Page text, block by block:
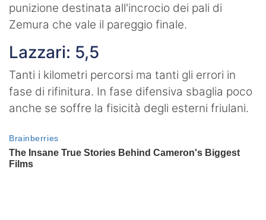
punizione destinata all'incrocio dei pali di
Zemura che vale il pareggio finale.
Lazzari: 5,5
Tanti i kilometri percorsi ma tanti gli errori in
fase di rifinitura. In fase difensiva sbaglia poco
anche se soffre la fisicità degli esterni friulani.